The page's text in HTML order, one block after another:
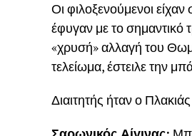
Οι φιλοξενούμενοι
έφυγαν με το σημαντικό
«χρυσή» αλλαγή του
τελείωμα, έστειλε την
Διαιτητής ήταν ο